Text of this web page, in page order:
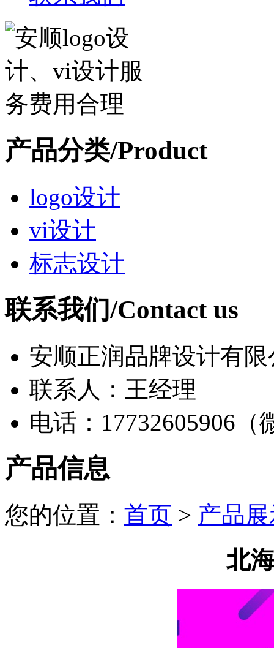
产品分类/Product
logo设计
vi设计
标志设计
联系我们/Contact us
安顺正润品牌设计有限
联系人：王经理
电话：17732605906（
产品信息
您的位置： 首页 > 产品
北